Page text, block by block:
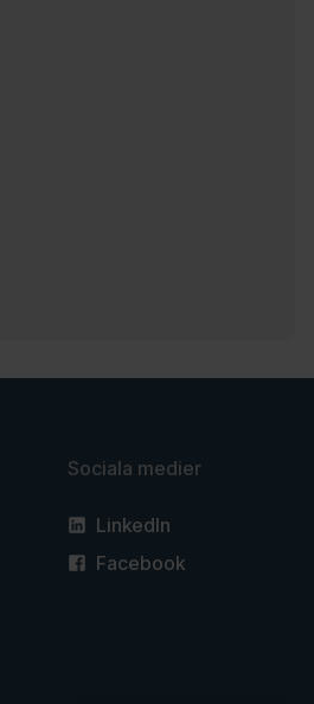
Sociala medier
LinkedIn
Facebook